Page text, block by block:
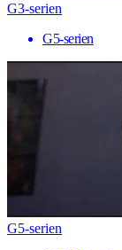
G3-serien
G5-serien
G5-serien